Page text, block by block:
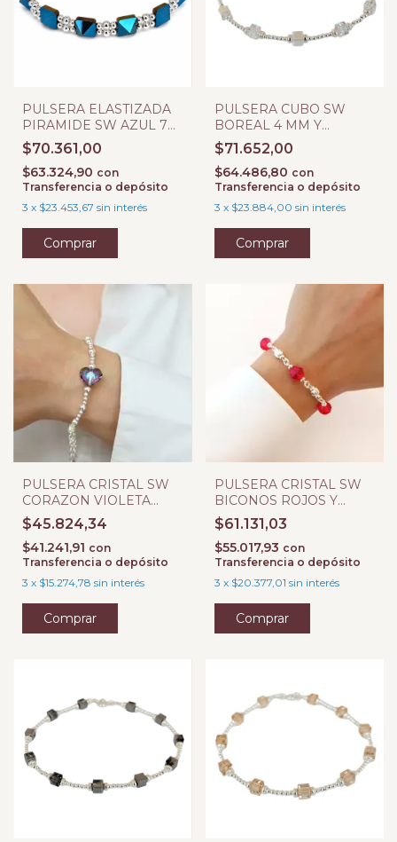
PULSERA ELASTIZADA
PIRAMIDE SW AZUL 7
MM Y BOLITAS 3 MM
$70.361,00
$63.324,90 con
Transferencia o depósito
3 x $23.453,67 sin interés
PULSERA CUBO SW
BOREAL 4 MM Y
BOLITAS 1, 8MM
$71.652,00
$64.486,80 con
Transferencia o depósito
3 x $23.884,00 sin interés
PULSERA CRISTAL SW
CORAZON VIOLETA
TORNASOL
$45.824,34
$41.241,91 con
Transferencia o depósito
3 x $15.274,78 sin interés
PULSERA CRISTAL SW
BICONOS ROJOS Y
CADENA
$61.131,03
$55.017,93 con
Transferencia o depósito
3 x $20.377,01 sin interés